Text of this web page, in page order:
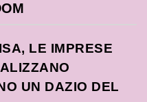
LE IMPRESE
UN DAZIO DEL